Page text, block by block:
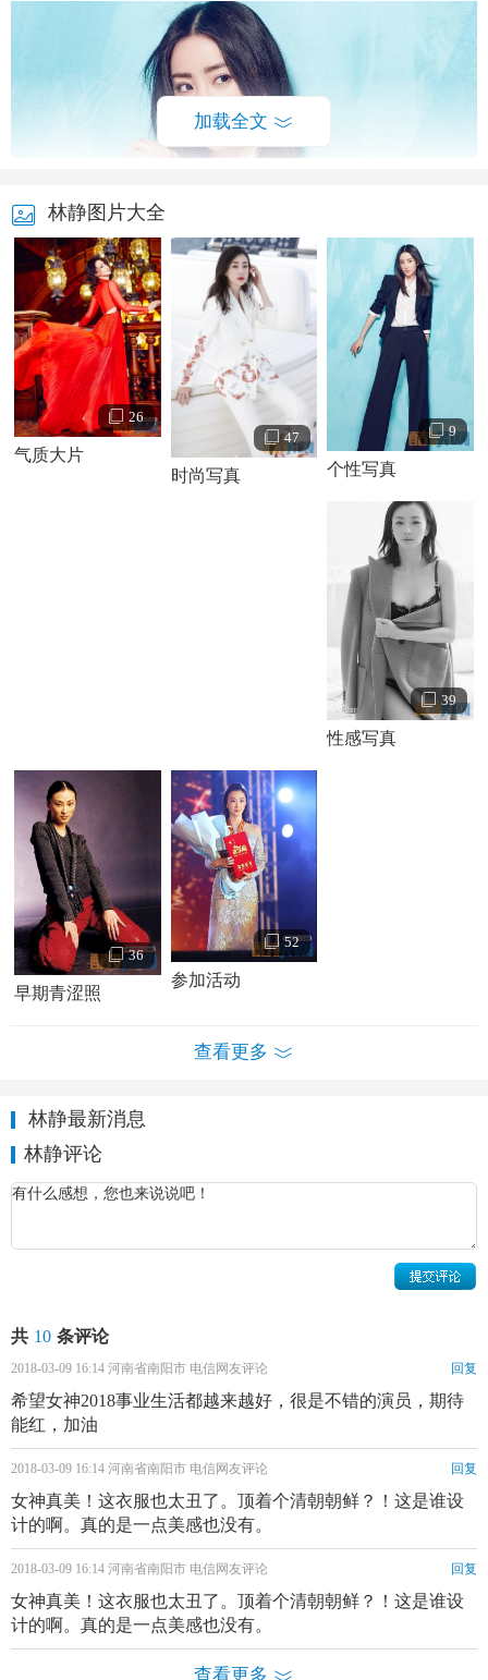
林静个人资料简介 林静写真照
林静演绎经历：
2001年，在丁仰国执导的古装悬疑剧《京都疑云》中饰
演太子妃韦玉。之后在苏有朋、王艳主演的古装破案剧《无
主演的古装历史剧《乱世英雄吕不韦》中饰演华
阳夫人。随后再次出演周晓文执导的历史剧《大英雄郑成
功》饰演柳圆圆。还在普超英主演的古装喜剧《皇嫂田桂花
主演的古装爱情剧
2002年，在吕丽萍、唐国强联手打造的古装搞笑剧《大
脚马皇后》中饰演朱元璋的宠妃吴玉娇。参演张国立自导自
演的古装戏说剧《康熙微服私访记4》之《茶叶记》。
2003年，参与苏有朋、贾静雯主演的金庸武侠剧《
屠龙记》，在剧中饰演周芷若师姐丁敏君，被观众熟知。同
年与范智博、杨圣文共同出演电视剧《女子监狱》，饰演陈
楠。
2004年，在胡玫执导，陈宝国、焦晃、归亚蕾主演的历
史剧《汉武大帝》中饰演卫子夫。在张国立、王刚、张铁
林“铁三角”打造的戏说剧《少年宝亲王》中饰演飘红。与
范冰冰主演的古装侦探悬疑剧《凌云
2005年，在林熙越、谢震伟主演的《古董王爷》中饰演
彩云。与吕丽萍、孙海英合作出演古装宫斗戏《皇后驾
到》。在黄海冰、李耀景主演的武侠剧《惊世情仇》中饰演
王力可主演的
抗战片《狼毒花》中饰演林木川子。同年入围第三届年度影
2007年，在陈浩民 、叶璇主演的古装鬼怪剧《聊斋志异
2》之《义犬》中饰演贾双双。
2008年，与
男》饰演反派女一号周蕴香。与于荣光联袂主演的抗日题材
剧《翡翠凤凰》饰演翠儿。
和他的女儿们》，在剧中饰演九姑娘许贞，该剧是纪念改革
开放30周年和新中国成立60周年的献礼电视剧。
2010年，在王茜华、丁志诚主演的红色经典电视剧《党
加载全文
林静图片大全
26
气质大片
47
时尚写真
9
个性写真
39
性感写真
36
早期青涩照
52
参加活动
查看更多
林静最新消息
林静评论
共 10 条评论
2018-03-09 16:14 河南省南阳市 电信网友评论 回复
希望女神2018事业生活都越来越好，很是不错的演员，期待
能红，加油
2018-03-09 16:14 河南省南阳市 电信网友评论 回复
女神真美！这衣服也太丑了。顶着个清朝朝鲜？！这是谁设
计的啊。真的是一点美感也没有。
2018-03-09 16:14 河南省南阳市 电信网友评论 回复
女神真美！这衣服也太丑了。顶着个清朝朝鲜？！这是谁设
计的啊。真的是一点美感也没有。
查看更多